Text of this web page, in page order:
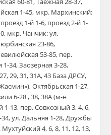
1-45, мкр. Мархинский:
1-й 1-6, проезд 2-й 1-
мкр. Чанчик: ул.
23-86,
53-85, пер.
34, Заозерная 3-28,
29, 31, 31А, 43 База ДРСУ,
Октябрьская 1-27,
6-28 , 38, 38А (м-н
13, пер. Совхозный 3, 4, 6,
ул. Дальняя 1-28, Дружбы
4, 6, 8, 11, 12, 13,